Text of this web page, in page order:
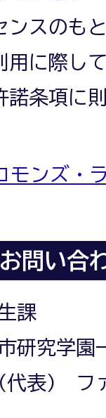
ンスのも
用に際し
諾条項に
モンズ・
問い合
課
研究学園
代表) フ